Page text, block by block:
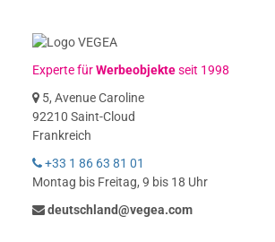
Experte fürWerbeobjekteseit 1998
5, Avenue Caroline
92210 Saint-Cloud
Frankreich
+33 1 86 63 81 01
Montag bis Freitag, 9 bis 18 Uhr
deutschland@vegea.com